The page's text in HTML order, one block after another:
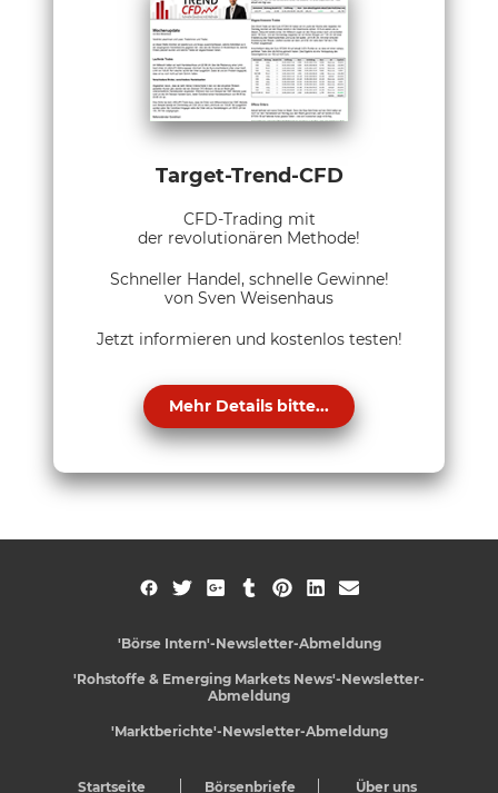
Target-Trend-CFD
CFD-Trading mit
der revolutionären Methode!
Schneller Handel, schnelle Gewinne!
von Sven Weisenhaus
Jetzt informieren und kostenlos testen!
Mehr Details bitte...
'Börse Intern'-Newsletter-Abmeldung
'Rohstoffe & Emerging Markets News'-Newsletter-
Abmeldung
'Marktberichte'-Newsletter-Abmeldung
Startseite Börsenbriefe Über uns